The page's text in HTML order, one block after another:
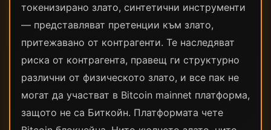
токенизирано злато, синтетични инструменти
— представляват претенции към злато,
притежавано от контрагенти. Те наследяват
риска от контрагента, правещ ги структурно
различни от физическото злато, и все пак не
могат да участват в Bitcoin mainnet платформа,
защото не са Биткойн. Платформата чете